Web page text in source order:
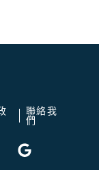
聯絡我
們